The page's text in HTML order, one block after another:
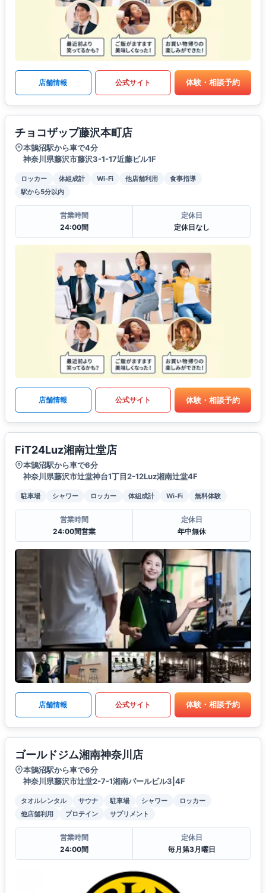
店舗情報 公式サイト 体験・相談予約
チョコザップ藤沢本町店
本鵠沼駅から車で4分
神奈川県藤沢市藤沢3-1-17近藤ビル1F
ロッカー 体組成計 Wi-Fi 他店舗利用
食事指導
駅から5分以内
営業時間
24:00間
定休日
定休日なし
店舗情報 公式サイト 体験・相談予約
FiT24Luz湘南辻堂店
本鵠沼駅から車で6分
神奈川県藤沢市辻堂神台1丁目2-12Luz湘南辻堂4F
駐車場 シャワー ロッカー 体組成計 Wi-Fi 無料体験
営業時間
24:00間営業
定休日
年中無休
店舗情報 公式サイト 体験・相談予約
ゴールドジム湘南神奈川店
本鵠沼駅から車で6分
神奈川県藤沢市辻堂2-7-1湘南パールビル3|4F
タオルレンタル サウナ 駐車場 シャワー
ロッカー
他店舗利用
プロテイン サプリメント
営業時間
24:00間
定休日
毎月第3月曜日